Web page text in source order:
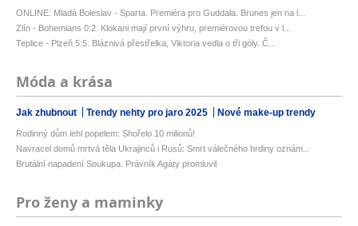
ONLINE: Mladá Boleslav - Sparta. Premiéra pro Guddala. Brunes jen na l...
Zlín - Bohemians 0:2. Klokani mají první výhru, premiérovou trefou v l...
Teplice - Plzeň 5:5. Bláznivá přestřelka, Viktoria vedla o tři góly. Č...
Móda a krása
Jak zhubnout Trendy nehty pro jaro 2025 Nové make-up trendy
Rodinný dům lehl popelem: Shořelo 10 milionů!
Navracel domů mrtvá těla Ukrajinců i Rusů: Smrt válečného hrdiny oznám...
Brutální napadení Soukupa. Právník Agáty promluvil
Pro ženy a maminky